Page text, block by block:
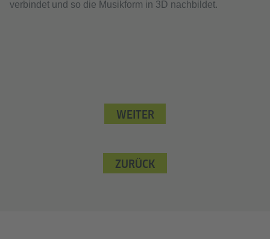
verbindet und so die Musikform in 3D nachbildet.
WEITER
ZURÜCK